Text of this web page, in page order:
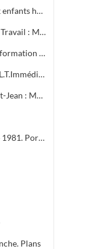
C.E.S. Daudet : Aménagement permettant l'accès aux enfants handicapés. Projet et marché public
Rénovation de la toiture du concierge à la Bourse du Travail : Marché public
Construction d'un centre d'accueil et d'un centre de formation pour l'O.A.C. Programme
C.E.S. Diderot : Construction de 2 ateliers S.E.S. et A.L.T.Immédiate. Marché public
Construction du Centre Médico Social des Prés-Saint-Jean : Marché public
Maison pour Tous : Approbation de l'avant-projet de 1981. Portrait de Louis Aragon " un éternel printemps ". Calque de l'aménagement intérieur
Plans